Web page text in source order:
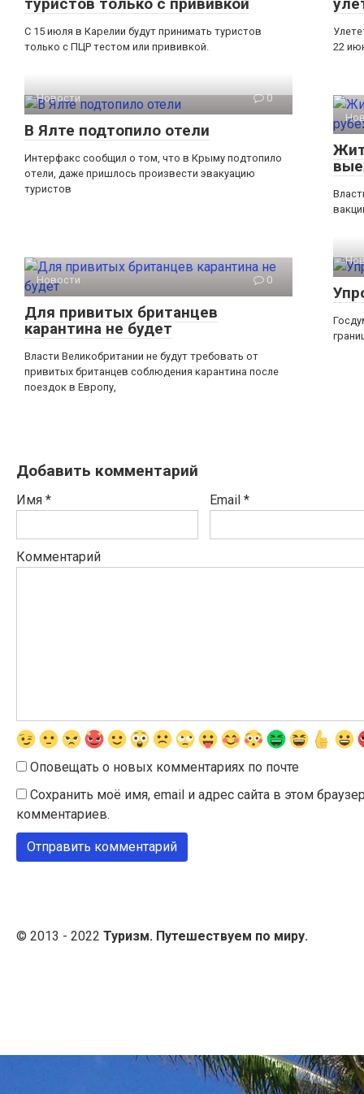
туристов только с прививкой
С 15 июля в Карелии будут принимать туристов
только с ПЦР тестом или прививкой.
22
Новости 0
В Ялте подтопило отели
Интерфакс сообщил о том, что в Крыму подтопило
отели, даже пришлось произвести эвакуацию
туристов
Новости 0
Для привитых британцев
карантина не будет
Власти Великобритании не будут требовать от
привитых британцев соблюдения карантина после
поездок в Европу,
Добавить комментарий
Имя * Email *
Комментарий
Оповещать о новых комментариях по почте
Сохранить моё имя, email и адрес сайта в этом
комментариев.
© 2013 - 2022 Туризм. Путешествуем по миру.